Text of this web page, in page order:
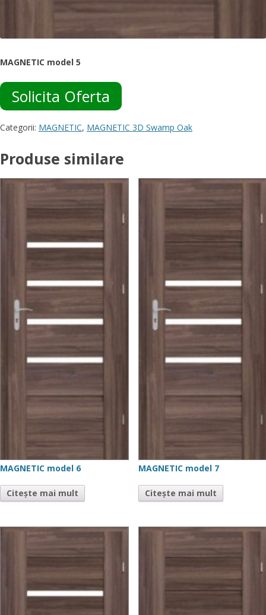
MAGNETIC model 5
Solicita Oferta
Categorii: MAGNETIC, MAGNETIC 3D Swamp Oak
Produse similare
MAGNETIC model 6
Citește mai mult
MAGNETIC model 7
Citește mai mult